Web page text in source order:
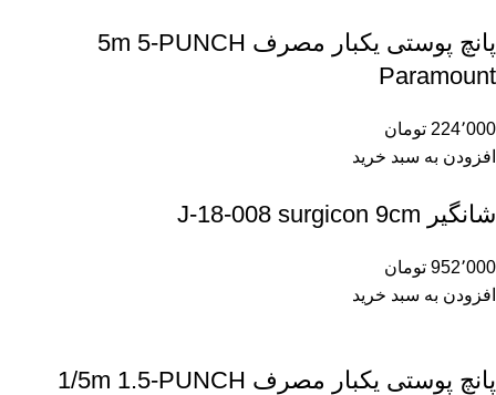
پانچ پوستی یکبار مصرف 5m 5-PUNCH
Paramount
224٬000 تومان
افزودن به سبد خرید
شانگیر J-18-008 surgicon 9cm
952٬000 تومان
افزودن به سبد خرید
پانچ پوستی یکبار مصرف 1/5m 1.5-PUNCH